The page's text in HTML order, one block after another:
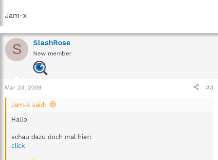
Jam-x
S SlashRose
New member
Mar 23, 2009 #3
Jam-x said:
Hallo
schau dazu doch mal hier:
click